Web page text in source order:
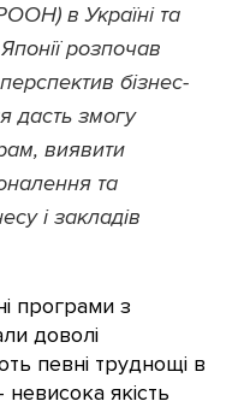
в Україні та
розпочав
бізнес-
дасть змогу
виявити
та
і закладів
програми з
доволі
певні труднощі в
невисока якість